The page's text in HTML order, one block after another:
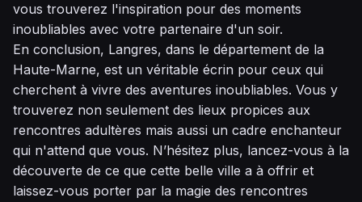
vous trouverez l'inspiration pour des moments
inoubliables avec votre partenaire d'un soir.
En conclusion, Langres, dans le département de la
Haute-Marne, est un véritable écrin pour ceux qui
cherchent à vivre des aventures inoubliables. Vous y
trouverez non seulement des lieux propices aux
rencontres adultères mais aussi un cadre enchanteur
qui n'attend que vous. N’hésitez plus, lancez-vous à la
découverte de ce que cette belle ville a à offrir et
laissez-vous porter par la magie des rencontres